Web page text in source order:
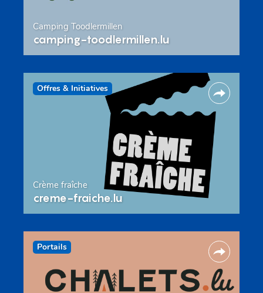
Camping Toodlermillen
camping-toodlermillen.lu
Offres & Initiatives
Crème fraîche
creme-fraiche.lu
Portails